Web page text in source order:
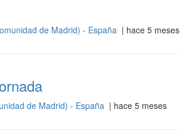
de Madrid) - España | hace 5 meses
de Madrid) - España | hace 5 meses